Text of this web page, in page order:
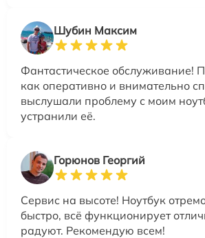
Шубин Максим
Фантастическое обслуживание!
как оперативно и внимательно
выслушали проблему с моим
устранили её.
Горюнов Георгий
Сервис на высоте! Ноутбук
быстро, всё функционирует
радуют. Рекомендую всем!